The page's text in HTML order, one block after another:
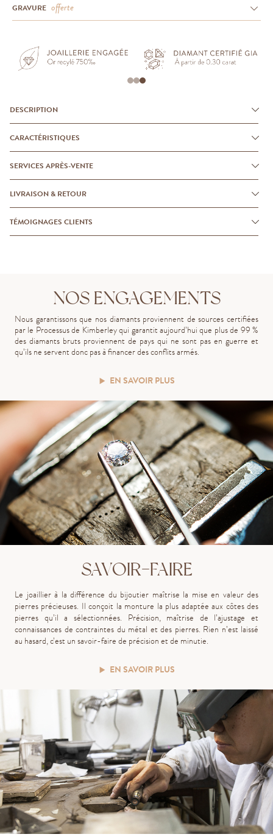
GRAVURE offerte
DESCRIPTION
CARACTÉRISTIQUES
SERVICES APRÈS-VENTE
LIVRAISON & RETOUR
TÉMOIGNAGES CLIENTS
NOS ENGAGEMENTS
Nous garantissons que nos diamants proviennent de sources certifiées
par le Processus de Kimberley qui garantit aujourd’hui que plus de 99 %
des diamants bruts proviennent de pays qui ne sont pas en guerre et
qu’ils ne servent donc pas à financer des conflits armés.
EN SAVOIR PLUS
SAVOIR-FAIRE
Le joaillier à la différence du bijoutier maîtrise la mise en valeur des
pierres précieuses. Il conçoit la monture la plus adaptée aux côtes des
pierres qu’il a sélectionnées. Précision, maîtrise de l’ajustage et
connaissances de contraintes du métal et des pierres. Rien n’est laissé
au hasard, c’est un savoir-faire de précision et de minutie.
EN SAVOIR PLUS